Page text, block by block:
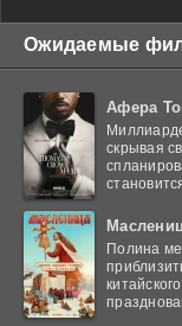
Ожидаемые
Афера
скрывая
Полина